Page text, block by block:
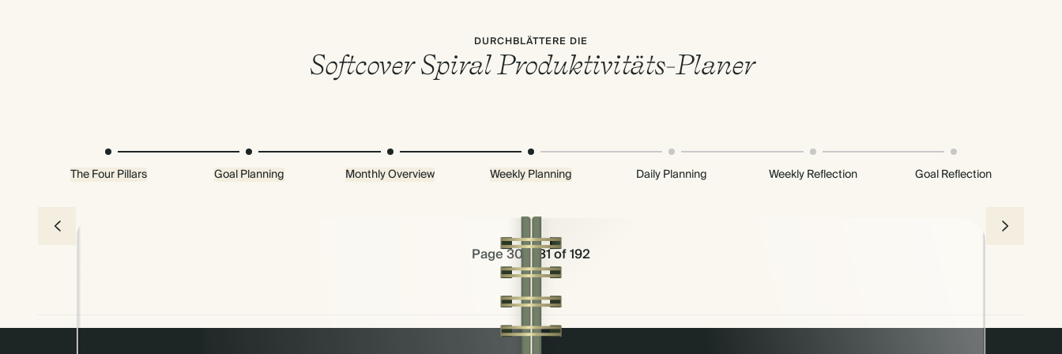
DURCHBLÄTTERE DIE
Softcover Spiral Produktivitäts-Planer
The Four Pillars Goal Planning Monthly Overview Weekly Planning Daily Planning Weekly Reflection Goal Reflection
Page 30 & 31 of 192